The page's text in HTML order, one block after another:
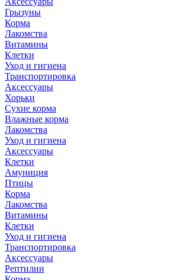
Грызуны
Корма
Лакомства
Витамины
Клетки
Уход и гигиена
Транспортировка
Аксессуары
Хорьки
Сухие корма
Влажные корма
Лакомства
Уход и гигиена
Аксессуары
Клетки
Амуниция
Птицы
Корма
Лакомства
Витамины
Клетки
Уход и гигиена
Транспортировка
Аксессуары
Рептилии